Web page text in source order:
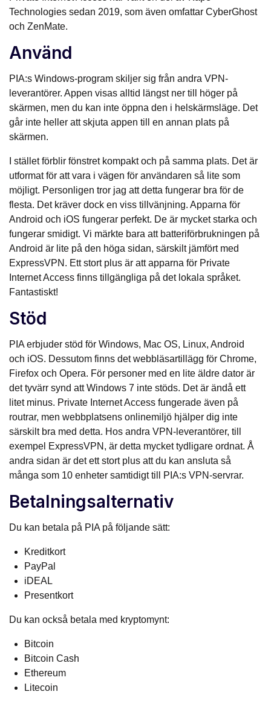
Technologies sedan 2019, som även omfattar CyberGhost
och ZenMate.
Använd
PIA:s Windows-program skiljer sig från andra VPN-
leverantörer. Appen visas alltid längst ner till höger på
skärmen, men du kan inte öppna den i helskärmsläge. Det
går inte heller att skjuta appen till en annan plats på
skärmen.
I stället förblir fönstret kompakt och på samma plats. Det är
utformat för att vara i vägen för användaren så lite som
möjligt. Personligen tror jag att detta fungerar bra för de
flesta. Det kräver dock en viss tillvänjning. Apparna för
Android och iOS fungerar perfekt. De är mycket starka och
fungerar smidigt. Vi märkte bara att batteriförbrukningen på
Android är lite på den höga sidan, särskilt jämfört med
ExpressVPN. Ett stort plus är att apparna för Private
Internet Access finns tillgängliga på det lokala språket.
Fantastiskt!
Stöd
PIA erbjuder stöd för Windows, Mac OS, Linux, Android
och iOS. Dessutom finns det webbläsartillägg för Chrome,
Firefox och Opera. För personer med en lite äldre dator är
det tyvärr synd att Windows 7 inte stöds. Det är ändå ett
litet minus. Private Internet Access fungerade även på
routrar, men webbplatsens onlinemiljö hjälper dig inte
särskilt bra med detta. Hos andra VPN-leverantörer, till
exempel ExpressVPN, är detta mycket tydligare ordnat. Å
andra sidan är det ett stort plus att du kan ansluta så
många som 10 enheter samtidigt till PIA:s VPN-servrar.
Betalningsalternativ
Du kan betala på PIA på följande sätt:
Kreditkort
PayPal
iDEAL
Presentkort
Du kan också betala med kryptomynt:
Bitcoin
Bitcoin Cash
Ethereum
Litecoin